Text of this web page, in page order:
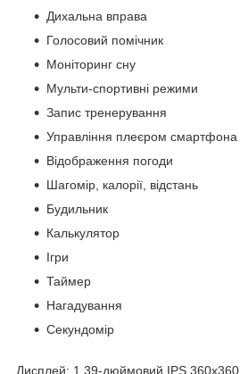
Дихальна вправа
Голосовий помічник
Моніторинг сну
Мульти-спортивні режими
Запис тренерування
Управління плеєром смартфона
Відображення погоди
Шагомір, калорії, відстань
Будильник
Калькулятор
Ігри
Таймер
Нагадування
Секундомір
Дисплей: 1,39-дюймовий IPS 360x360